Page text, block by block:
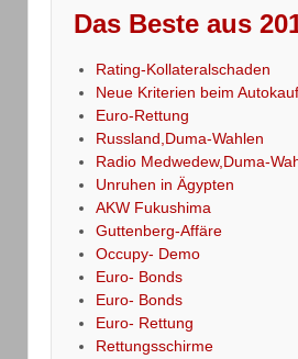
Das Beste aus
Rating-Kollateralschaden
Neue Kriterien beim Autokauf
Euro-Rettung
Russland,Duma-Wahlen
Radio Medwedew,Duma-
Unruhen in Ägypten
AKW Fukushima
Guttenberg-Affäre
Occupy- Demo
Euro- Bonds
Euro- Bonds
Euro- Rettung
Rettungsschirme